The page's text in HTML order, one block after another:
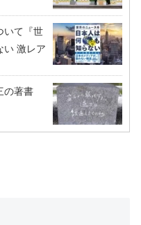
いて『世
い 激レア
の著書